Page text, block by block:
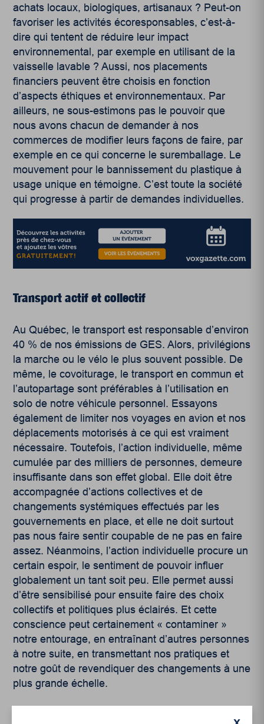
achats locaux, biologiques, artisanaux ? Peut-on
favoriser les activités écoresponsables, c’est-à-
dire qui tentent de réduire leur impact
environnemental, par exemple en utilisant de la
vaisselle lavable ? Aussi, nos placements
financiers peuvent être choisis en fonction
d’aspects éthiques et environnementaux. Par
ailleurs, ne sous-estimons pas le pouvoir que
nous avons chacun de demander à nos
commerces de modifier leurs façons de faire, par
exemple en ce qui concerne le suremballage. Le
mouvement pour le bannissement du plastique à
usage unique en témoigne. C’est toute la société
qui progresse à partir de demandes individuelles.
Transport actif et collectif
Au Québec, le transport est responsable d’environ
40 % de nos émissions de GES. Alors, privilégions
la marche ou le vélo le plus souvent possible. De
même, le covoiturage, le transport en commun et
l’autopartage sont préférables à l’utilisation en
solo de notre véhicule personnel. Essayons
également de limiter nos voyages en avion et nos
déplacements motorisés à ce qui est vraiment
nécessaire. Toutefois, l’action individuelle, même
cumulée par des milliers de personnes, demeure
insuffisante dans son effet global. Elle doit être
accompagnée d’actions collectives et de
changements systémiques effectués par les
gouvernements en place, et elle ne doit surtout
pas nous faire sentir coupable de ne pas en faire
assez. Néanmoins, l’action individuelle procure un
certain espoir, le sentiment de pouvoir influer
globalement un tant soit peu. Elle permet aussi
d’être sensibilisé pour ensuite faire des choix
collectifs et politiques plus éclairés. Et cette
conscience peut certainement « contaminer »
notre entourage, en entraînant d’autres personnes
à notre suite, en transmettant nos pratiques et
notre goût de revendiquer des changements à une
plus grande échelle.